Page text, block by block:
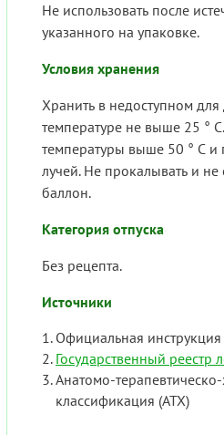
Не использовать после
указанного на упаковке.
Условия хранения
Хранить в недоступном для
температуре не выше 25 °
температуры выше 50 ° С
лучей. Не прокалывать и не
баллон.
Категория отпуска
Без рецепта.
Источники
Официальная
Государственный реестр
Анатомо-
классификация (ATX)